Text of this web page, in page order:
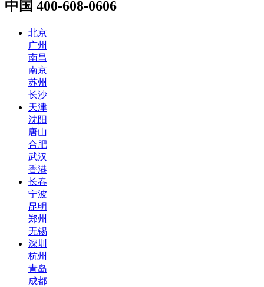
中国 400-608-0606
北京
广州
南昌
南京
苏州
长沙
天津
沈阳
唐山
合肥
武汉
香港
长春
宁波
昆明
郑州
无锡
深圳
杭州
青岛
成都